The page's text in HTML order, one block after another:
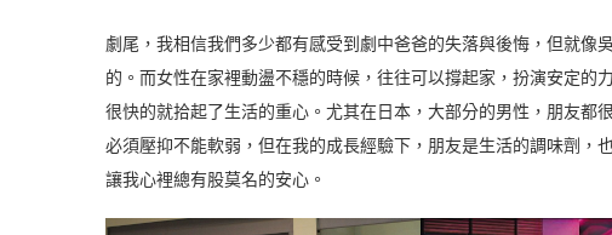
劇尾，我相信我們多少都有感受到劇中爸爸的失落與後悔，但就像
的。而女性在家裡動盪不穩的時候，往往可以撐起家，扮演安定的
很快的就拾起了生活的重心。尤其在日本，大部分的男性，朋友都
必須壓抑不能軟弱，但在我的成長經驗下，朋友是生活的調味劑，
讓我心裡總有股莫名的安心。